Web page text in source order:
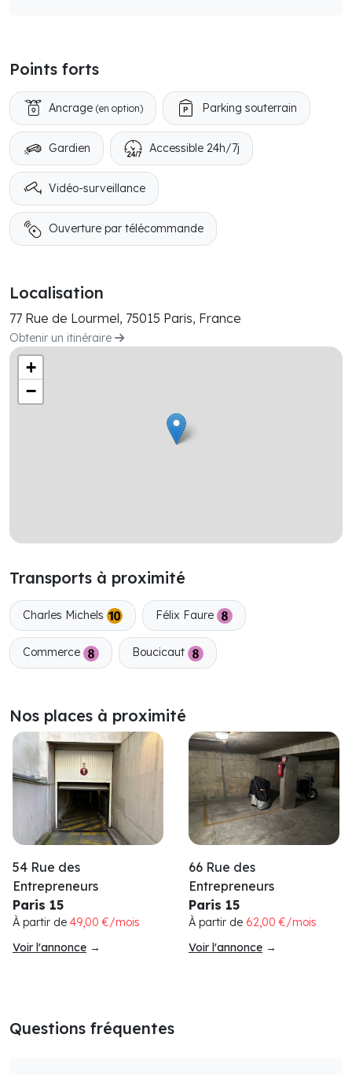
Points forts
Ancrage (en option) Parking souterrain
Gardien Accessible 24h/7j
Vidéo-surveillance
Ouverture par télécommande
Localisation
77 Rue de Lourmel, 75015 Paris, France
Obtenir un itinéraire
+
−
Transports à proximité
Charles Michels Félix Faure
Commerce Boucicaut
Nos places à proximité
54 Rue des
Entrepreneurs
Paris 15
À partir de 49,00 €/mois
Voir l'annonce →
66 Rue des
Entrepreneurs
Paris 15
À partir de 62,00 €/mois
Voir l'annonce →
Questions fréquentes